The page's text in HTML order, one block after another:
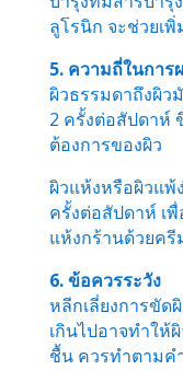
ลูโรนิก จะช่วยเ
5. ความถี่ในการ
ผิวธรรมดาถึงผิว
2 ครั้งต่อสัปดา
ต้องการของผิว
ผิวแห้งหรือผิวแพ้
ครั้งต่อสัปดาห์ เ
แห้งกร้านด้วยครี
6. ข้อควรระวัง
หลีกเลี่ยงการขัด
เกินไปอาจทำให้
ชื้น ควรทำตาม